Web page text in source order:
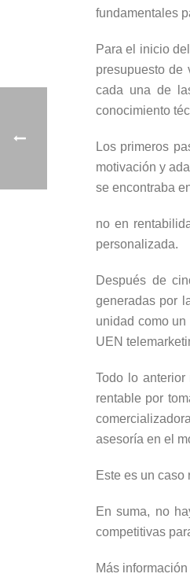
fundamentales
Para el inicio
presupuesto de
cada una de
conocimiento
Los primeros
motivación y
se encontraba
no en
personalizada.
Después de
generadas por
unidad como un
UEN
Todo lo
rentable por
asesoría en el
Este es un caso
En suma, no
competitivas
Más